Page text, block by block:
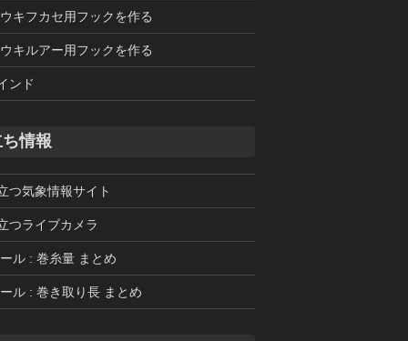
キフカセ用フックを作る
キルアー用フックを作る
ンド
情報
つ気象情報サイト
つライブカメラ
ル : 巻糸量 まとめ
ル : 巻き取り長 まとめ